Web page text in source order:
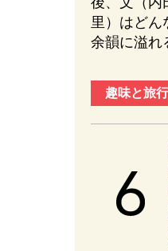
里）はど
余韻に溢れ
趣味と旅行